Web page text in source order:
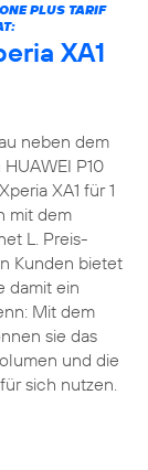
PLUS TARIF
XA1
neben dem
P10
XA1 für 1
mit dem
L. Preis-
Kunden bietet
damit ein
Mit dem
sie das
und die
sich nutzen.